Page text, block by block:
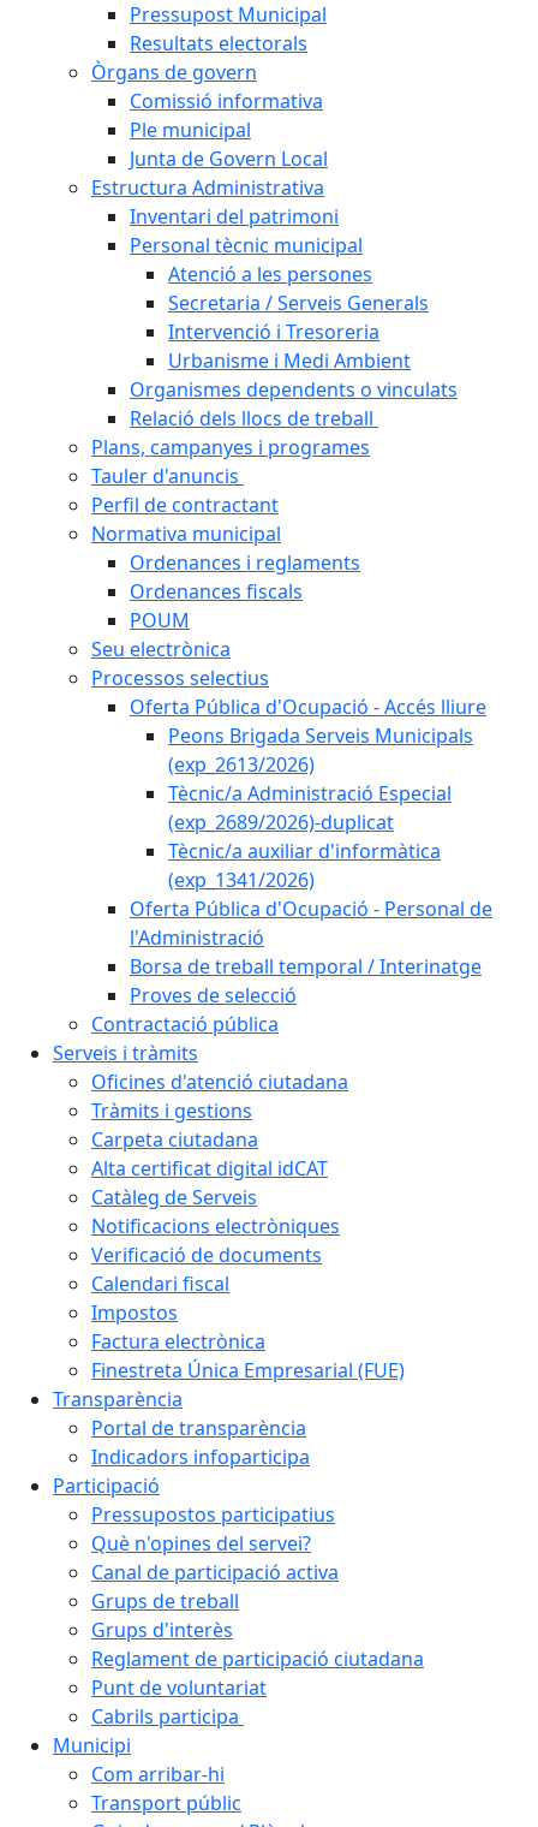
Pressupost Municipal
Resultats electorals
Òrgans de govern
Comissió informativa
Ple municipal
Junta de Govern Local
Estructura Administrativa
Inventari del patrimoni
Personal tècnic municipal
Atenció a les persones
Secretaria / Serveis Generals
Intervenció i Tresoreria
Urbanisme i Medi Ambient
Organismes dependents o vinculats
Relació dels llocs de treball
Plans, campanyes i programes
Tauler d'anuncis
Perfil de contractant
Normativa municipal
Ordenances i reglaments
Ordenances fiscals
POUM
Seu electrònica
Processos selectius
Oferta Pública d'Ocupació - Accés lliure
Peons Brigada Serveis Municipals
(exp_2613/2026)
Tècnic/a Administració Especial
(exp_2689/2026)-duplicat
Tècnic/a auxiliar d'informàtica
(exp_1341/2026)
Oferta Pública d'Ocupació - Personal de
l'Administració
Borsa de treball temporal / Interinatge
Proves de selecció
Contractació pública
Serveis i tràmits
Oficines d'atenció ciutadana
Tràmits i gestions
Carpeta ciutadana
Alta certificat digital idCAT
Catàleg de Serveis
Notificacions electròniques
Verificació de documents
Calendari fiscal
Impostos
Factura electrònica
Finestreta Única Empresarial (FUE)
Transparència
Portal de transparència
Indicadors infoparticipa
Participació
Pressupostos participatius
Què n'opines del servei?
Canal de participació activa
Grups de treball
Grups d'interès
Reglament de participació ciutadana
Punt de voluntariat
Cabrils participa
Municipi
Com arribar-hi
Transport públic